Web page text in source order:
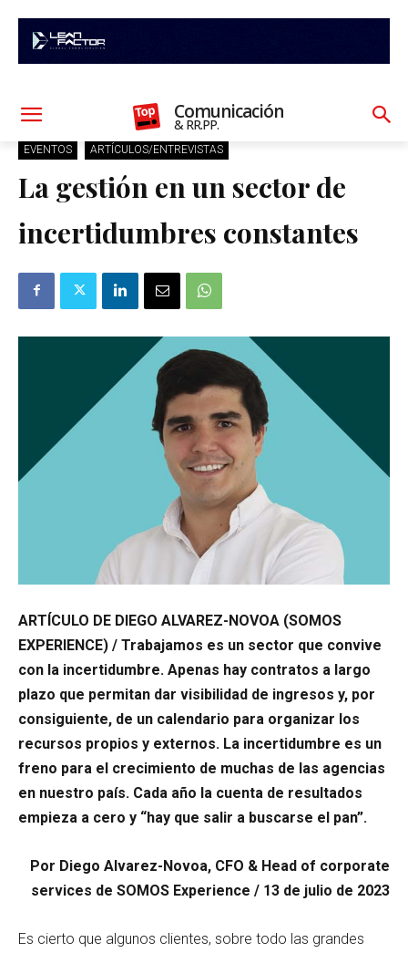
Comunicación
& RR.PP.
EVENTOS ARTÍCULOS/ENTREVISTAS
La gestión en un sector de
incertidumbres constantes
ARTÍCULO DE DIEGO ALVAREZ-NOVOA (SOMOS
EXPERIENCE) / Trabajamos es un sector que convive
con la incertidumbre. Apenas hay contratos a largo
plazo que permitan dar visibilidad de ingresos y, por
consiguiente, de un calendario para organizar los
recursos propios y externos. La incertidumbre es un
freno para el crecimiento de muchas de las agencias
en nuestro país. Cada año la cuenta de resultados
empieza a cero y “hay que salir a buscarse el pan”.
Por Diego Alvarez-Novoa, CFO & Head of corporate
services de SOMOS Experience / 13 de julio de 2023
Es cierto que algunos clientes, sobre todo las grandes